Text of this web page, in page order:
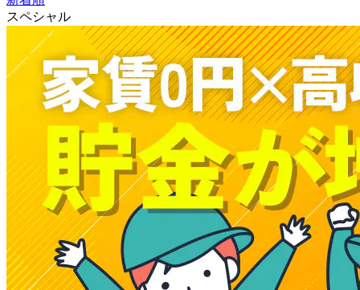
スペシャル